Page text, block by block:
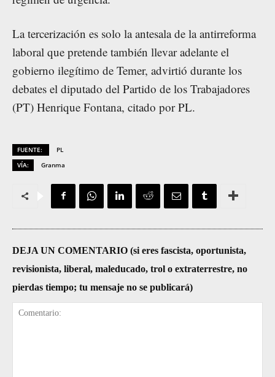
La tercerización es solo la antesala de la antirreforma
laboral que pretende también llevar adelante el
gobierno ilegítimo de Temer, advirtió durante los
debates el diputado del Partido de los Trabajadores
(PT) Henrique Fontana, citado por PL.
FUENTE:
PL
VÍA:
Granma
DEJA UN COMENTARIO (si eres fascista, oportunista,
revisionista, liberal, maleducado, trol o extraterrestre, no
pierdas tiempo; tu mensaje no se publicará)